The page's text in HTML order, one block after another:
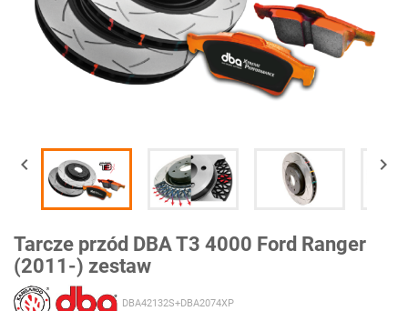
 
Tarcze przód DBA T3 4000 Ford Ranger
(2011-) zestaw
DBA42132S+DBA2074XP